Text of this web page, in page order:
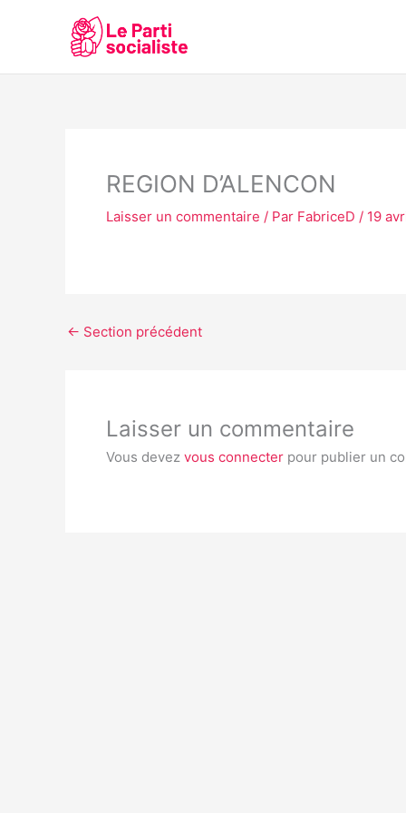
REGION D’ALENCON
Laisser un commentaire / Par FabriceD / 19
← Section précédent
Laisser un commentaire
Vous devez vous connecter pour publier un